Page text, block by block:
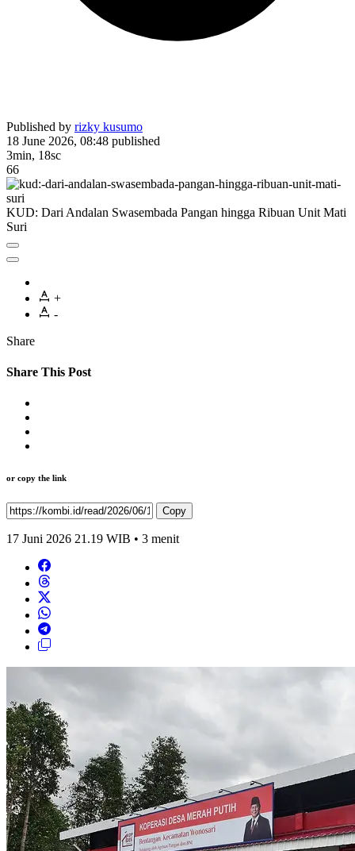
Published by rizky kusumo
18 June 2026, 08:48 published
3min, 18sc
66
KUD: Dari Andalan Swasembada Pangan hingga Ribuan Unit Mati
Suri
+
-
Share
Share This Post
or copy the link
Copy
17 Juni 2026 21.19 WIB • 3 menit